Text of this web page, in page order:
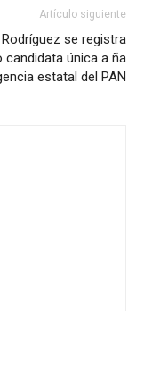
Artículo siguiente
se registra
candidata única a ña
estatal del PAN